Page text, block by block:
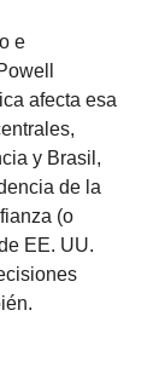
e
afecta esa
y Brasil,
de la
(o
EE. UU.